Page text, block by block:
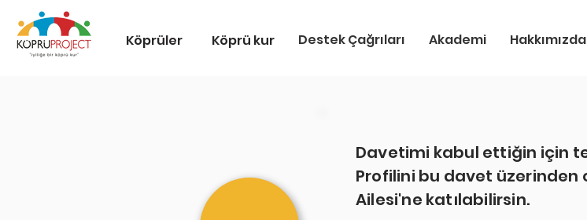
Köprüler Köprü kur Destek Çağrıları Akademi Hakkımızda
Davetimi kabul ettiğin için
Profilini bu davet
Ailesi'ne katılabilirsin.